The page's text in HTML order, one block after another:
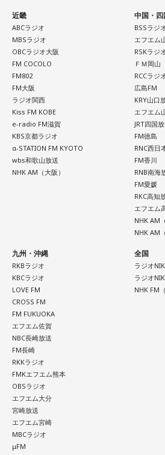
Guiano / Ku:ui / kurage / クレイジー
Froggy / #KTCHAN / KEPURA / 声に
Mauve / こたに / THE・ステレオギャ
羅ぼうや / サウルス / Sakurashimeji /
川真生 / さちかぜあきの / 砂月凜々
ざらばんし / THE ALTO / The_eek /
キー / 寿理 / XinU / zoo zoo sea /
ンプガール / sorato(band) / DURDN /
/ Dannie May / タヌ-Tanu- / チセツ
てまるい。 / TENSONG / 友成空 /
7co / ナナヲアカリ / niina / Name
ーセゾン / 猫は液体 / NELKE / ผ้าอ้อม
BUBBLE / Hi-Fi Un!corn / pachae /
Monster / HINONABE / 陽真 / ファ
/ Faulieu. / プッシュプルポット / 物品
/ Furui Riho / blend house / Broken
なないで / ホピーハイボ / WHITE
っつん少年 / みーぽん。 / 紫 今 /
girl / メとメ / もさを。 / MON7A / や
山田タケシ / 八生 / 由薫 / 友希 /
と）SAMPO / Lavt / らくだのこぶX /
爛漫天国 / 梨駆 / Re:name / Luov /
LET ME KNOW / レトロマイガール
OneOnceOver / ん・フェニ
and more!! ※50音順
oh!! 真珠s / osage / Ochunism / Offo
が計画 / katawara / KamiCat /
ープ / 川後陽菜 & YONAKA Band /
東飯店 / Gill Snatch / QOOPIE /
さされたら / CRAZY BLUES / KeNN /
スターズ / komsume / コロブチカ /
JAPANESE PRIDE / SATOH /
Sundae May Club / gb / SherLock /
平線 / スーパー登山部 / SUKEROQUE
The Slumbers / Sezko / TiDE / 大東
CheChe / 月追う彼方 / 月と徒花 /
ューまでスラストンズ / Telepathy /
ごと / Natsudaidai / 名無し之太郎 /
No.MEN / PAIL OUT / パキルカ / ハ
されたい / PULPS / 板歯目 / ひおり /
/ First Love is Never Returned / フ
Fluffy / BlueVeil / Baby Canta /
HONEBONE / MĀRAJAQK / まおた /
美人 / メリクレット / 望月ヒナタ / 山
わからず、 / Yobahi / LAZWARD
Laughing Hick / Lala / Lyka / Яu-a /
LEODRAT / Redhair Rosy / 浪漫派マ
10/12(月・祝) 出演
ao / 青木陽菜 / ELEVEN OCEAN / イ
汐れいら / aint lindy / Esteban /
えんぷてい / o_all / All I Clacks /
近畿
ABCラジオ
MBSラジオ
OBCラジオ大阪
FM COCOLO
FM802
FM大阪
ラジオ関西
Kiss FM KOBE
e-radio FM滋賀
KBS京都ラジオ
α-STATION FM KYOTO
wbs和歌山放送
NHK AM（大阪）
中国・四
BSSラジ
エフエム
RSKラジ
ＦＭ岡山
RCCラジ
広島FM
KRY山口
エフエム
JRT四国
FM徳島
RNC西日
FM香川
RNB南海
FM愛媛
RKC高知
エフエム
NHK AM
NHK AM
九州・沖縄
RKBラジオ
KBCラジオ
LOVE FM
CROSS FM
FM FUKUOKA
エフエム佐賀
NBC長崎放送
FM長崎
RKKラジオ
FMKエフエム熊本
OBSラジオ
エフエム大分
宮崎放送
エフエム宮崎
MBCラジオ
μFM
全国
ラジオ
ラジオ
NHK FM